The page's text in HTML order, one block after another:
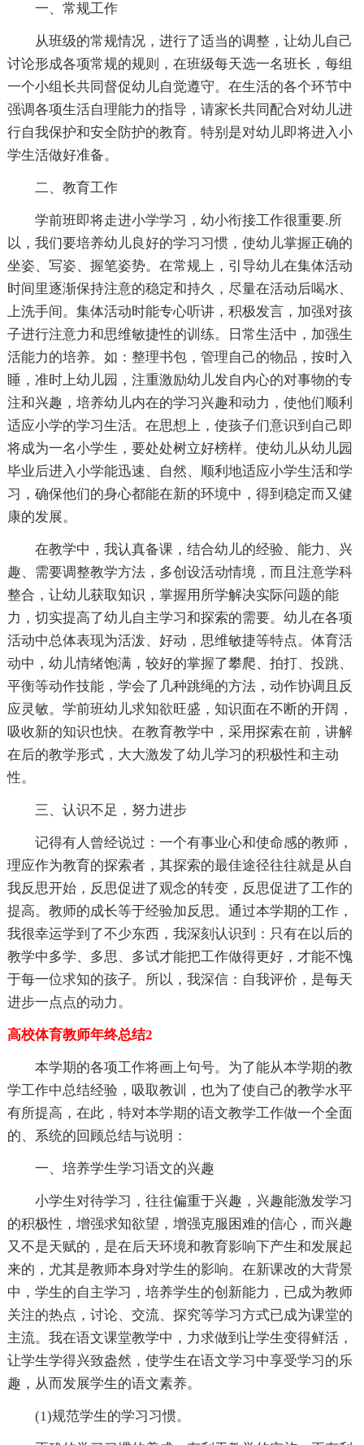
一、常规工作
从班级的常规情况，进行了适当的调整，让幼儿自己
讨论形成各项常规的规则，在班级每天选一名班长，每组
一个小组长共同督促幼儿自觉遵守。在生活的各个环节中
强调各项生活自理能力的指导，请家长共同配合对幼儿进
行自我保护和安全防护的教育。特别是对幼儿即将进入小
学生活做好准备。
二、教育工作
学前班即将走进小学学习，幼小衔接工作很重要.所
以，我们要培养幼儿良好的学习习惯，使幼儿掌握正确的
坐姿、写姿、握笔姿势。在常规上，引导幼儿在集体活动
时间里逐渐保持注意的稳定和持久，尽量在活动后喝水、
上洗手间。集体活动时能专心听讲，积极发言，加强对孩
子进行注意力和思维敏捷性的训练。日常生活中，加强生
活能力的培养。如：整理书包，管理自己的物品，按时入
睡，准时上幼儿园，注重激励幼儿发自内心的对事物的专
注和兴趣，培养幼儿内在的学习兴趣和动力，使他们顺利
适应小学的学习生活。在思想上，使孩子们意识到自己即
将成为一名小学生，要处处树立好榜样。使幼儿从幼儿园
毕业后进入小学能迅速、自然、顺利地适应小学生活和学
习，确保他们的身心都能在新的环境中，得到稳定而又健
康的发展。
在教学中，我认真备课，结合幼儿的经验、能力、兴
趣、需要调整教学方法，多创设活动情境，而且注意学科
整合，让幼儿获取知识，掌握用所学解决实际问题的能
力，切实提高了幼儿自主学习和探索的需要。幼儿在各项
活动中总体表现为活泼、好动，思维敏捷等特点。体育活
动中，幼儿情绪饱满，较好的掌握了攀爬、拍打、投跳、
平衡等动作技能，学会了几种跳绳的方法，动作协调且反
应灵敏。学前班幼儿求知欲旺盛，知识面在不断的开阔，
吸收新的知识也快。在教育教学中，采用探索在前，讲解
在后的教学形式，大大激发了幼儿学习的积极性和主动
性。
三、认识不足，努力进步
记得有人曾经说过：一个有事业心和使命感的教师，
理应作为教育的探索者，其探索的最佳途径往往就是从自
我反思开始，反思促进了观念的转变，反思促进了工作的
提高。教师的成长等于经验加反思。通过本学期的工作，
我很幸运学到了不少东西，我深刻认识到：只有在以后的
教学中多学、多思、多试才能把工作做得更好，才能不愧
于每一位求知的孩子。所以，我深信：自我评价，是每天
进步一点点的动力。
高校体育教师年终总结2
本学期的各项工作将画上句号。为了能从本学期的教
学工作中总结经验，吸取教训，也为了使自己的教学水平
有所提高，在此，特对本学期的语文教学工作做一个全面
的、系统的回顾总结与说明：
一、培养学生学习语文的兴趣
小学生对待学习，往往偏重于兴趣，兴趣能激发学习
的积极性，增强求知欲望，增强克服困难的信心，而兴趣
又不是天赋的，是在后天环境和教育影响下产生和发展起
来的，尤其是教师本身对学生的影响。在新课改的大背景
中，学生的自主学习，培养学生的创新能力，已成为教师
关注的热点，讨论、交流、探究等学习方式已成为课堂的
主流。我在语文课堂教学中，力求做到让学生变得鲜活，
让学生学得兴致盎然，使学生在语文学习中享受学习的乐
趣，从而发展学生的语文素养。
(1)规范学生的学习习惯。